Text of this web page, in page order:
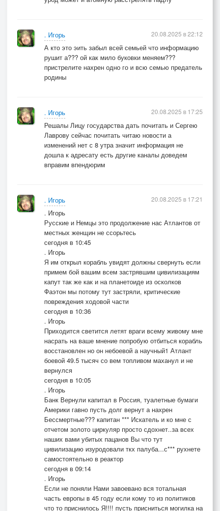
. Игорь
А кто это эить забыл всей семьей что информацию
рушит а??? ой как мило буковки меняем???
пристрелите нахрен одно го и всю семью предатель
родины
20.08.2025 в 22:12
. Игорь
Решалы Лицу государства дать почитать и Сергею
Лаврову сейчас почитать читаю новости а
изменений нет с 8 утра значит информация не
дошла к адресату есть другие каналы доведем
вправим впендюрим
20.08.2025 в 17:25
. Игорь
. Игорь
Русские и Немцы это продолжение нас Атлантов от
местных женщин не ссорьтесь
сегодня в 10:45
. Игорь
Я им открыл корабль увидят должны свернуть если
примем бой вашим всем застрявшим цивилизациям
капут так же как и на планетоиде из осколков
Фаэтон мы потому тут застряли, критические
повреждения ходовой части
сегодня в 10:36
. Игорь
Приходится светится летят враги всему живому мне
насрать на ваше мнение попробую отбиться корабль
восстановлен но он небоевой а научный1 Атлант
боевой 49.5 тысяч со вем топливом маханул и не
вернулся
сегодня в 10:05
. Игорь
Банк Вернули капитал в Россия, туалетные бумаги
Америки гавно пусть долг вернут а нахрен
Бессмертные??? капитан *** Искатель и ко мне с
отчетом золото циркуляр просто сдохнет..за всех
наших вами убитых пацанов Вы что тут
цивилизацию изуродовали ткх палуба...с*** рухнете
самостоятельно в реактор
сегодня в 09:14
. Игорь
Если не поняли Нами завоевано вся тотальная
часть европы в 45 году если кому то из политиков
что то приснилось Я!!!! пусть присниться могилка на
20.08.2025 в 17:21